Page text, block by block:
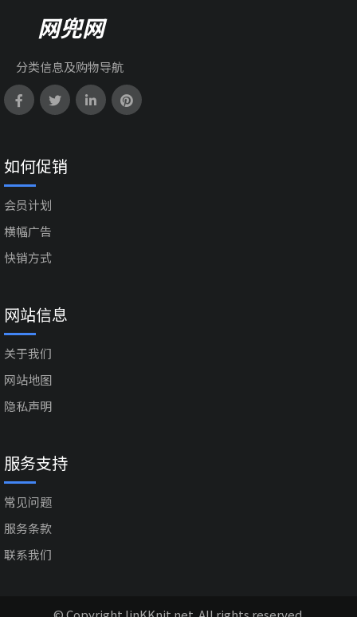
网兜网
分类信息及购物导航
如何促销
会员计划
横幅广告
快销方式
网站信息
关于我们
网站地图
隐私声明
服务支持
常见问题
服务条款
联系我们